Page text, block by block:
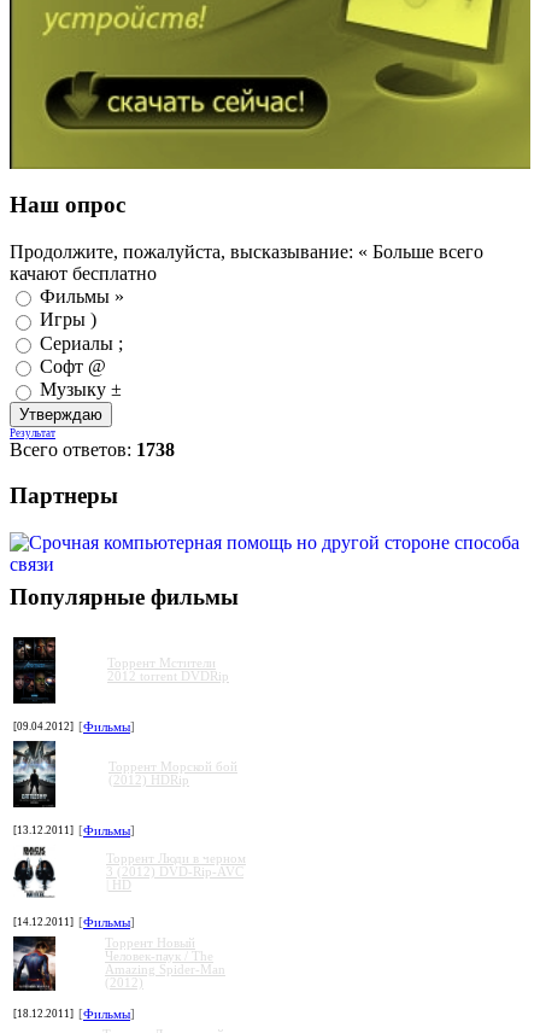
Наш опрос
Продолжите, пожалуйста, высказывание: « Больше всего
качают бесплатно
Фильмы »
Игры )
Сериалы ;
Софт @
Музыку ±
Результат
Всего ответов: 1738
Партнеры
Популярные фильмы
Торрент Мстители
2012 torrent DVDRip
[09.04.2012] [Фильмы]
Торрент Морской бой
(2012) HDRip
[13.12.2011] [Фильмы]
Торрент Люди в черном
3 (2012) DVD-Rip-AVC
| HD
[14.12.2011] [Фильмы]
Торрент Новый
Человек-паук / The
Amazing Spider-Man
(2012)
[18.12.2011] [Фильмы]